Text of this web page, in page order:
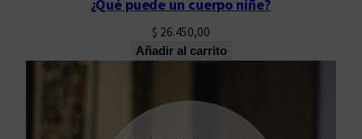
¿Qué puede un cuerpo niñe?
$ 26.450,00
Añadir al carrito